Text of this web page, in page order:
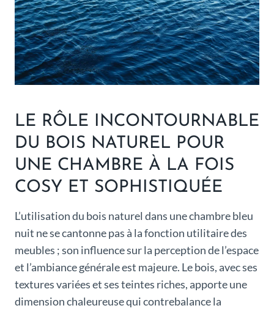
LE RÔLE INCONTOURNABLE
DU BOIS NATUREL POUR
UNE CHAMBRE À LA FOIS
COSY ET SOPHISTIQUÉE
L’utilisation du bois naturel dans une chambre bleu
nuit ne se cantonne pas à la fonction utilitaire des
meubles ; son influence sur la perception de l’espace
et l’ambiance générale est majeure. Le bois, avec ses
textures variées et ses teintes riches, apporte une
dimension chaleureuse qui contrebalance la